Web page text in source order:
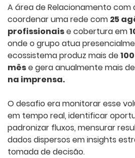
A área de Relacionamento com
coordenar uma rede com 25
profissionaise cobertura em
onde o grupo atua
ecossistema produz mais de
mêse gera anualmente mais de
na imprensa.
O desafio era monitorar esse
em tempo real, identificar
padronizar fluxos, mensurar
dados dispersos em insights
tomada de decisão.